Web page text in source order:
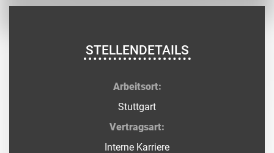
STELLENDETAILS
Arbeitsort:
Stuttgart
Vertragsart:
Interne Karriere